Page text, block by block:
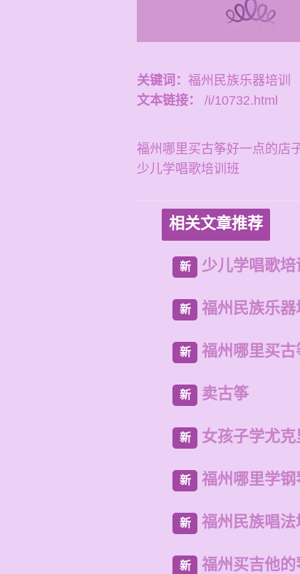
关键词： 福州民族乐器培训
文本链接：
/i/10732.html
福州哪里买古筝好一点的店
少儿学唱歌培训班
相关文章推荐
新 少儿学唱歌培
新 福州民族乐器
新 福州哪里买
新 卖古筝
新 女孩子学尤克
新 福州哪里学
新 福州民族唱
新 福州买吉他